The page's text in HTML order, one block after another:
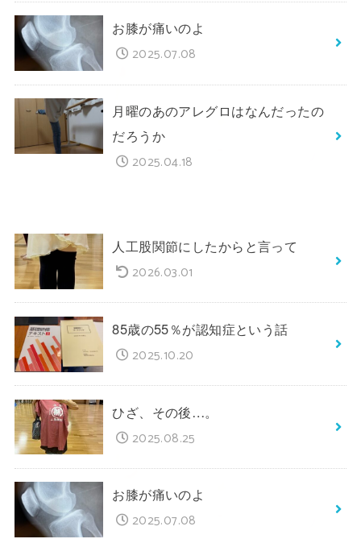
お膝が痛いのよ
2025.07.08
月曜のあのアレグロはなんだったの
だろうか
2025.04.18
人工股関節にしたからと言って
2026.03.01
85歳の55％が認知症という話
2025.10.20
ひざ、その後…。
2025.08.25
お膝が痛いのよ
2025.07.08